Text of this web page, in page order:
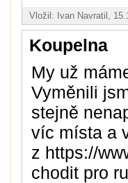
Vložil: Ivan Navratil,
Koupelna
My už
Vyměnili
stejně
víc místa a
z https://
chodit pro